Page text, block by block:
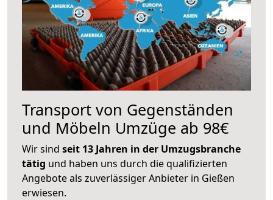
Transport von Gegenständen
und Möbeln Umzüge ab 98€
Wir sind seit 13 Jahren in der Umzugsbranche
tätig und haben uns durch die qualifizierten
Angebote als zuverlässiger Anbieter in Gießen
erwiesen.